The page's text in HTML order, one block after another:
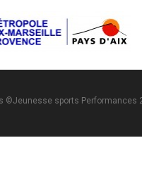
©Jeunesse sports Performances